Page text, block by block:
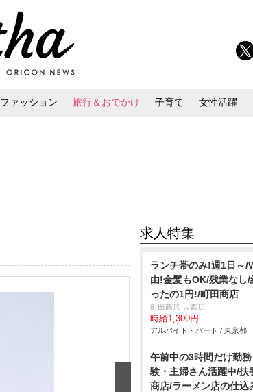
ファッション 旅行＆おでかけ 子育て 女性活躍
求人特集
ランチ帯のみ!週1日～/
由!金髪もOK/残業なし/
ったの1円!/町田商店
町田商店 大森店
時給1,300円
アルバイト・パート / 東京都
午前中の3時間だけ勤
験・主婦さん活躍中/扶
商店/ラーメン店の仕込